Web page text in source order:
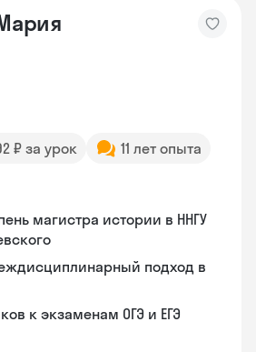
₽ за урок
11 лет опыта
магистра истории в ННГУ
подход в
к экзаменам ОГЭ и ЕГЭ